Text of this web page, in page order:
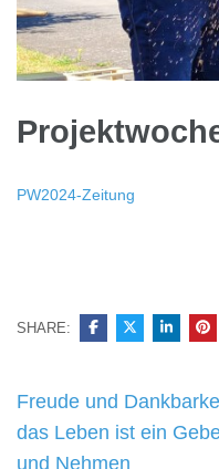
PW2024-Zeitung
SHARE:
Freude und
das Leben ist ein
und Nehmen